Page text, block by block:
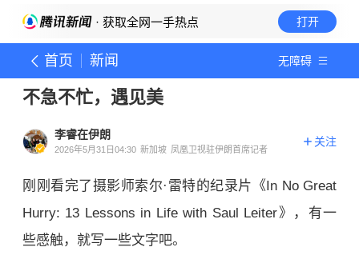
· 获取全网一手热点 打开
首页 新闻 无障碍
不急不忙，遇见美
李睿在伊朗
2026年5月31日04:30 新加坡 凤凰卫视驻伊朗首席记者
关注
刚刚看完了摄影师索尔·雷特的纪录片《In No Great
Hurry: 13 Lessons in Life with Saul Leiter》，有一
些感触，就写一些文字吧。